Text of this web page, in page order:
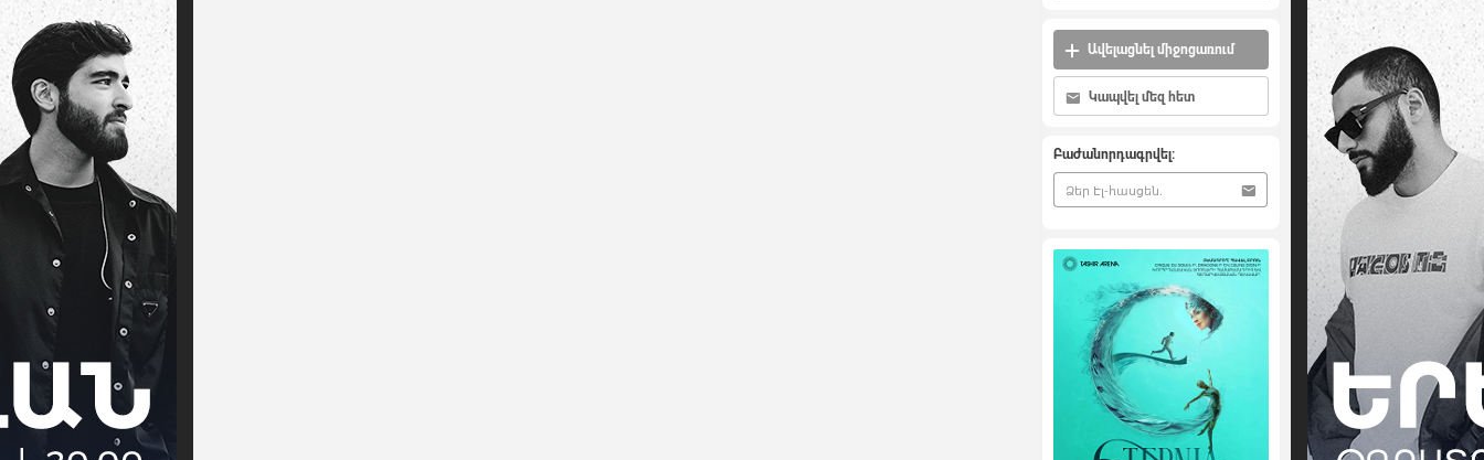
Ավելացնել միջոցառում
Կապվել մեզ հետ
Բաժանորդագրվել: